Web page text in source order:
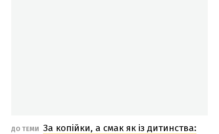
ДО ТЕМИ За копійки, а смак як із дитинства: